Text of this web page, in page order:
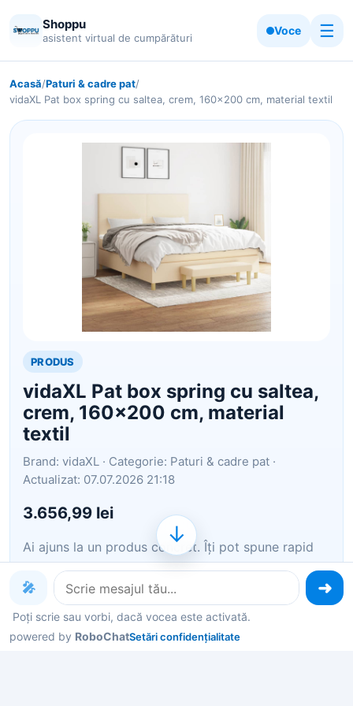
Shoppu
asistent virtual de cumpărături
Voce ☰
Acasă/Paturi & cadre pat/
vidaXL Pat box spring cu saltea, crem, 160x200 cm, material textil
PRODUS
vidaXL Pat box spring cu saltea,
crem, 160x200 cm, material
textil
Brand: vidaXL · Categorie: Paturi & cadre pat ·
Actualizat: 07.07.2026 21:18
3.656,99 lei
Ai ajuns la un produs concret. Îți pot spune rapid
dacă merită, ce avantaje are și ce alternative
similare găsești mai ușor.
Pe scurt: Folosiți acest pat continental pentru a vă
bucura de un somn bun noaptea! Vă oferă o
🎤
Poți scrie sau vorbi, dacă vocea este activată.
powered by RoboChatSetări confidențialitate
↓